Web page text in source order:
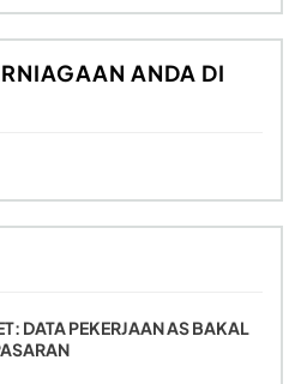
ANDA DI
DATA PEKERJAAN AS BAKAL